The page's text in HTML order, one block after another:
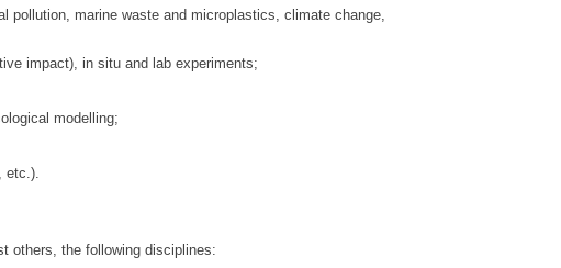
pollution, marine waste and microplastics, climate change,
impact), in situ and lab experiments;
modelling;
etc.).
others, the following disciplines: